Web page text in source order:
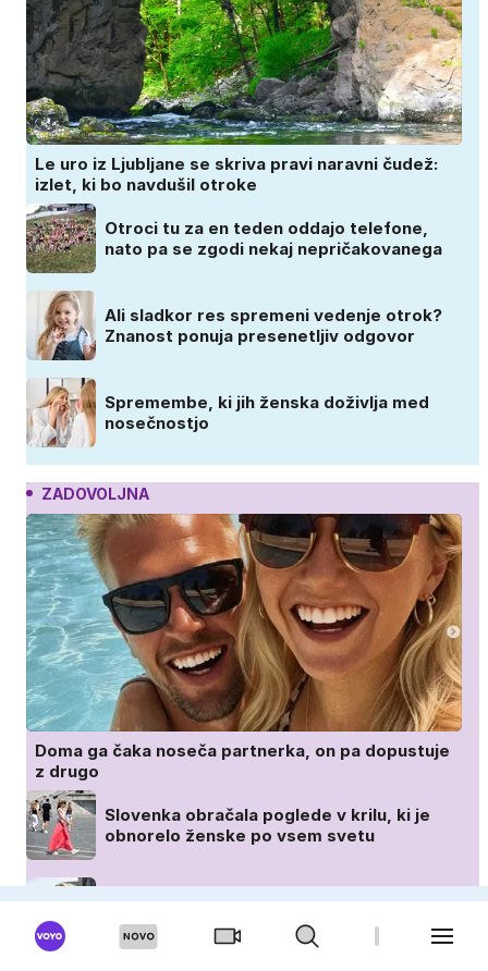
Le uro iz Ljubljane se skriva pravi naravni čudež:
izlet, ki bo navdušil otroke
Otroci tu za en teden oddajo telefone,
nato pa se zgodi nekaj nepričakovanega
Ali sladkor res spremeni vedenje otrok?
Znanost ponuja presenetljiv odgovor
Spremembe, ki jih ženska doživlja med
nosečnostjo
ZADOVOLJNA
Doma ga čaka noseča partnerka, on pa dopustuje
z drugo
Slovenka obračala poglede v krilu, ki je
obnorelo ženske po vsem svetu
Poročena je bila trikrat, zdaj pa je spet
srečno zaljubljena